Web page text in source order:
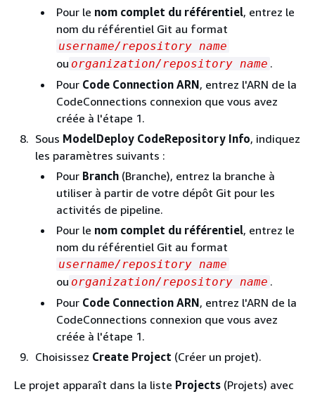
Pour le nom complet du référentiel, entrez le
nom du référentiel Git au format
username/repository name
ou organization/repository name .
Pour Code Connection ARN, entrez l'ARN de la
CodeConnections connexion que vous avez
créée à l'étape 1.
Sous ModelDeploy CodeRepository Info, indiquez
les paramètres suivants :
Pour Branch (Branche), entrez la branche à
utiliser à partir de votre dépôt Git pour les
activités de pipeline.
Pour le nom complet du référentiel, entrez le
nom du référentiel Git au format
username/repository name
ou organization/repository name .
Pour Code Connection ARN, entrez l'ARN de la
CodeConnections connexion que vous avez
créée à l'étape 1.
Choisissez Create Project (Créer un projet).
Le projet apparaît dans la liste Projects (Projets) avec